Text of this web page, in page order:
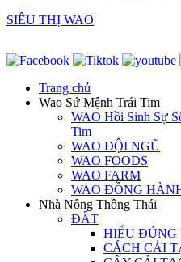
SIÊU THỊ WAO
Trang chủ
Wao Sứ Mệnh Trái Tim
WAO Hồi Sinh Sự
Tim
WAO ĐỘI NGŨ
WAO FOODS
WAO FARM
WAO ĐỒNG
Nhà Nông Thông Thái
ĐẤT
HIỂU
CÁCH CẢI